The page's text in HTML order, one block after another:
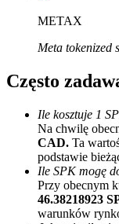
Afiliaci Bitrue
METAX
Meta tokenized
Często
Ile kosztuje 1
Na chwilę
CAD. Ta
podstawie
Ile SPK mogę
Przy obecnym
46.38218923
warunków